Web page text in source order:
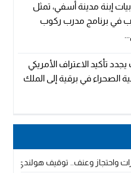
إبنة مدينة أسفي، تمثل
في برنامج مدرب ركوب
تأكيد الاعتراف الأمريكي
الصحراء في برقية إلى الملك
واحتجاز وعنف.. توقيف هولندي